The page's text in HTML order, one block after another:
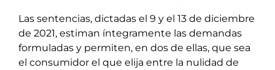
Las sentencias, dictadas el 9 y el 13 de diciembre
de 2021, estiman íntegramente las demandas
formuladas y permiten, en dos de ellas, que sea
el consumidor el que elija entre la nulidad de